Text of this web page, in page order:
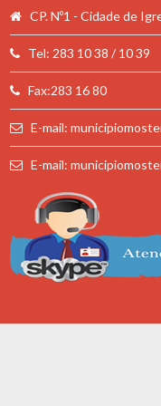
CP. Nº1 - Cidade de
Tel: 283 10 38 / 10 39
Fax:283 16 80
E-mail:
E-mail: